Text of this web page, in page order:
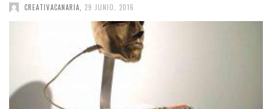
CREATIVACANARIA 29 JUNIO, 2016